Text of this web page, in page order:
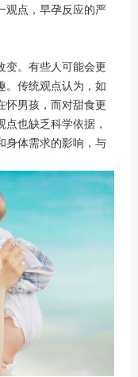
观点，早孕反应的严
。有些人可能会更
。传统观点认为，如
怀男孩，而对甜食更
也缺乏科学依据，
身体需求的影响，与